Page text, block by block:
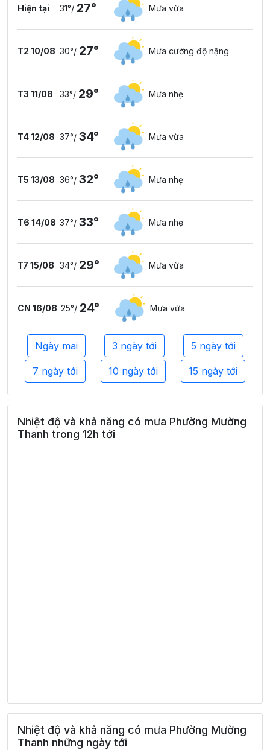
Hiện tại 31°/ 27° Mưa vừa
T2 10/08 30°/ 27° Mưa cường độ nặng
T3 11/08 33°/ 29° Mưa nhẹ
T4 12/08 37°/ 34° Mưa vừa
T5 13/08 36°/ 32° Mưa nhẹ
T6 14/08 37°/ 33° Mưa nhẹ
T7 15/08 34°/ 29° Mưa vừa
CN 16/08 25°/ 24° Mưa vừa
Ngày mai 3 ngày tới 5 ngày tới
7 ngày tới 10 ngày tới 15 ngày tới
Nhiệt độ và khả năng có mưa Phường Mường
Thanh trong 12h tới
Nhiệt độ và khả năng có mưa Phường Mường
Thanh những ngày tới